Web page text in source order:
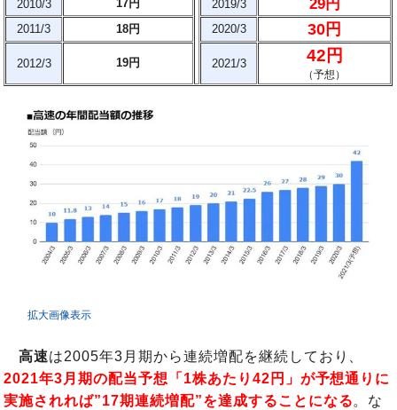
2010/3 17円 2019/3 29円
2011/3 18円 2020/3 30円
2012/3 19円 2021/3 42円
（予想）
拡大画像表示
高速は2005年3月期から連続増配を継続しており、
2021年3月期の配当予想「1株あたり42円」が予想通りに
実施されれば”17期連続増配”を達成することになる。な